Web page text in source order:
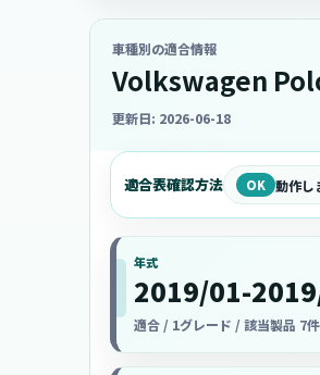
車種別の適合情報
Volkswagen
更新日: 2026-06-18
適合表確認方法 OK 動作し
年式
2019/01-
適合 / 1グレード / 該当製品 7件